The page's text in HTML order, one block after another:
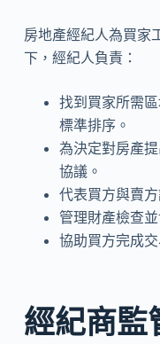
房地產經紀人為買家
下，經紀人負責：
找到買家所需
標準排序。
為決定對房產
協議。
代表買方與賣方
管理財產檢查
協助買方完成
經紀商監